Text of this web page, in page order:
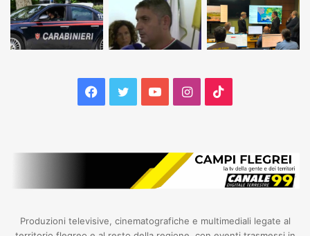
Facebook
TwitterYouTubeInstagram
Produzioni televisive, cinematografiche e multimediali legate al